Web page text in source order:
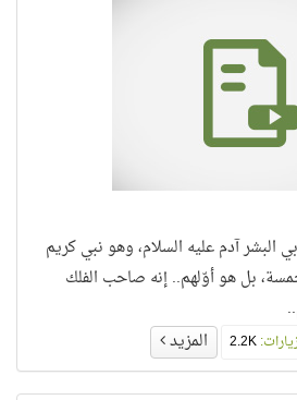
البشر آدم عليه السلام، وهو نبي كريم
بل هو أوّلهم.. إنه صاحب الفلك
المزيد